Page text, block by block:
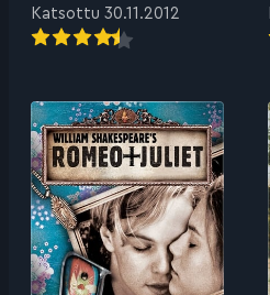
Katsottu 30.11.2012